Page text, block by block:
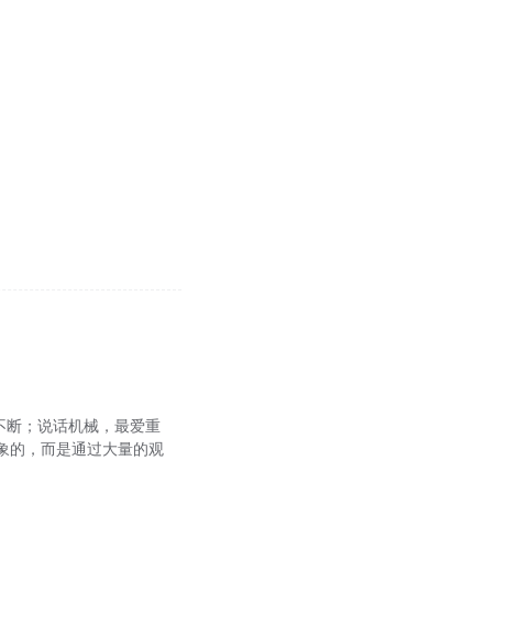
断；说话机械，最爱重
的，而是通过大量的观